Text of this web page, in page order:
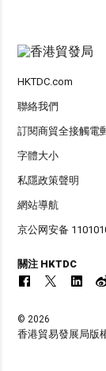
HKTDC.com
聯絡我們
訂閱商貿全接觸電
字體大小
私隱政策聲明
網站導航
京公网安备
關注 HKTDC
© 2026
香港貿易發展局版